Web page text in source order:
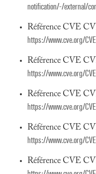
notification/-/external/
Référence CVE
https://www.cve.org/
Référence CVE
https://www.cve.org/
Référence CVE
https://www.cve.org/
Référence CVE
https://www.cve.org/
Référence CVE